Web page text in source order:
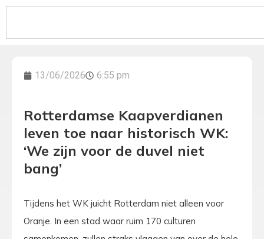
13/06/2026 6:55 pm
Rotterdamse Kaapverdianen
leven toe naar historisch WK:
‘We zijn voor de duvel niet
bang’
Tijdens het WK juicht Rotterdam niet alleen voor
Oranje. In een stad waar ruim 170 culturen